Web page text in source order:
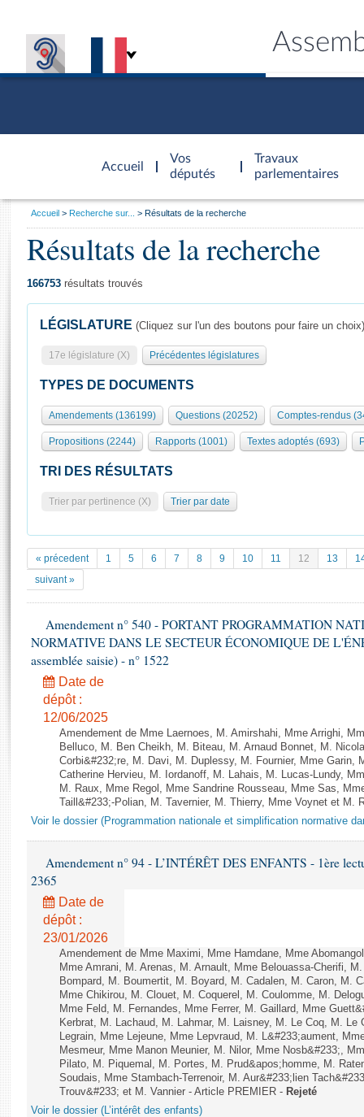
Accueil
d'accueil
Vos
députés
Travaux
parlementaires
Présidence
577 députés
Groupes politiques
Séance publique
Commissions et autres organes
Europe et International
Pétitions
Documents parlementaires
Projets de loi
Propositions de loi
Amendements
Textes adoptés
Rapports d'information
Rapports d'enquête
Rapports législatifs
Rapports sur l'application des lois
Baromètre de l’application des lois
Budget et sécurité sociale
Questions écrites et orales
Comptes rendus des débats
Général
Rôle et pouvoirs de l'Assemblée
Organisation de l'Assemblée
Présidence Conférence des Présidents Bureau Collège des
Statistiques et chiffres clés
Documents de référence
( Constitution | Règlement de l'Assemblée ... )
Histoire
Juniors
Anciennes législatures
Liens vers les sites publics
Visiter l'Assemblée
Visite virtuelle du palais Bourbon
Assister à une séance
La Bibliothèque
Les archives
Contacts et plan d'accès
Photos libres de droit
Vous
Accueil Recherche sur... Résultats de la recherche
Résultats de la recherche
166753 résultats trouvés
LÉGISLATURE (Cliquez sur l'un des boutons pour faire un choix)
17e législature (X) Précédentes législatures
TYPES DE DOCUMENTS
Amendements (136199) Questions (20252) Comptes-rendus
Propositions (2244) Rapports (1001) Textes adoptés (693)
TRI DES RÉSULTATS
Trier par pertinence (X) Trier par date
« précedent 1 5 6 7 8 9 10 11 12 13
suivant »
Amendement n° 540 - PORTANT PROGRAMMATION
NORMATIVE DANS LE SECTEUR ÉCONOMIQUE DE
assemblée saisie) - n° 1522
Date de
dépôt :
12/06/2025
Amendement de Mme Laernoes, M. Amirshahi, Mme Arrighi,
Belluco, M. Ben Cheikh, M. Biteau, M. Arnaud Bonnet, M.
Corbi&#232;re, M. Davi, M. Duplessy, M. Fournier, Mme Garin,
Catherine Hervieu, M. Iordanoff, M. Lahais, M. Lucas-Lundy,
M. Raux, Mme Regol, Mme Sandrine Rousseau, Mme Sas,
Taill&#233;-Polian, M. Tavernier, M. Thierry, Mme Voynet et M.
Voir le dossier (Programmation nationale et simplification normative
Amendement n° 94 - L’INTÉRÊT DES ENFANTS - 1ère
2365
Date de
dépôt :
23/01/2026
Amendement de Mme Maximi, Mme Hamdane, Mme
Mme Amrani, M. Arenas, M. Arnault, Mme Belouassa-Cherifi,
Bompard, M. Boumertit, M. Boyard, M. Cadalen, M. Caron, M.
Mme Chikirou, M. Clouet, M. Coquerel, M. Coulomme, M.
Mme Feld, M. Fernandes, Mme Ferrer, M. Gaillard, Mme
Kerbrat, M. Lachaud, M. Lahmar, M. Laisney, M. Le Coq, M. Le
Legrain, Mme Lejeune, Mme Lepvraud, M. L&#233;aument,
Mesmeur, Mme Manon Meunier, M. Nilor, Mme Nosb&#233;,
Pilato, M. Piquemal, M. Portes, M. Prud&apos;homme, M.
Soudais, Mme Stambach-Terrenoir, M. Aur&#233;lien
Trouv&#233; et M. Vannier - Article PREMIER - Rejeté
Voir le dossier (L’intérêt des enfants)